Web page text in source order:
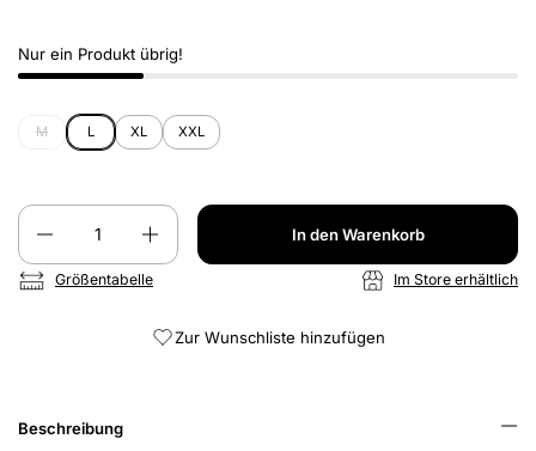
Nur ein Produkt übrig!
M L XL XXL
Anzahl
In den Warenkorb
Größentabelle Im Store erhältlich
Zur Wunschliste hinzufügen
Beschreibung